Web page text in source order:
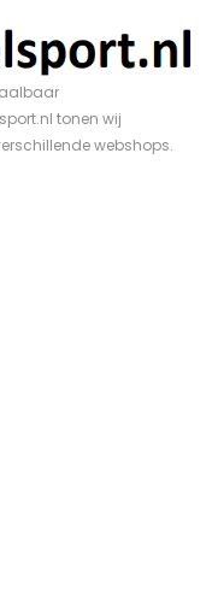
tonen wij
webshops.